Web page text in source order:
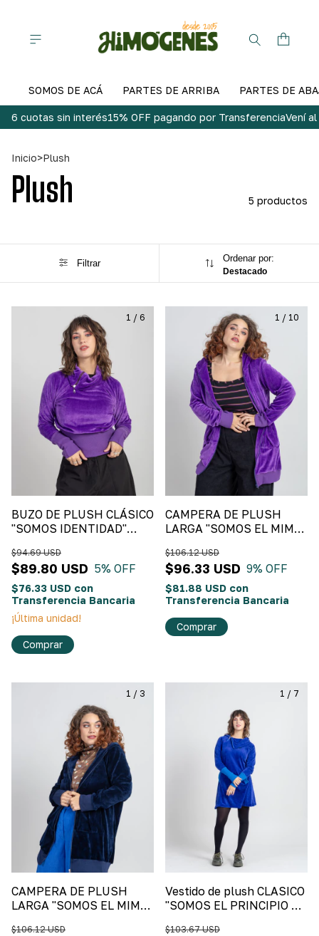
SOMOS DE ACÁ PARTES DE ARRIBA PARTES DE
6 cuotas sin interés15% OFF pagando por TransferenciaVení
Inicio>Plush
Plush 5 productos
Filtrar Ordenar por:
Destacado
1 / 6
BUZO DE PLUSH CLÁSICO
"SOMOS IDENTIDAD"
$89.80 USD
$94.69 USD
5% OFF
$76.33 USD con
Transferencia Bancaria
¡Última unidad!
Comprar
1 / 10
CAMPERA DE PLUSH
LARGA "SOMOS EL MIMO"
$96.33 USD
$106.12 USD
9% OFF
$81.88 USD con
Transferencia Bancaria
Comprar
1 / 3
CAMPERA DE PLUSH
LARGA "SOMOS EL MIMO"
$106.12 USD
1 / 7
Vestido de plush CLASICO
"SOMOS EL PRINCIPIO DE
$103.67 USD